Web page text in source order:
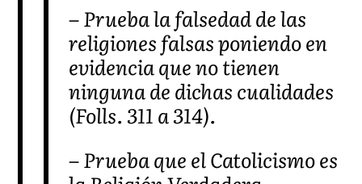
– Prueba la falsedad de las
religiones falsas poniendo en
evidencia que no tienen
ninguna de dichas cualidades
(Folls. 311 a 314).
– Prueba que el Catolicismo es